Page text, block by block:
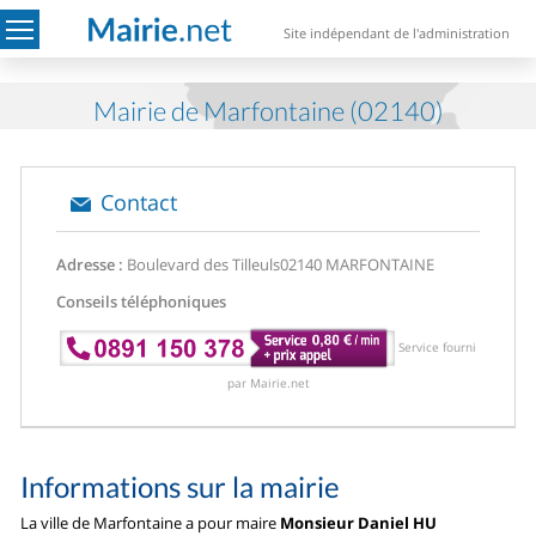
Site indépendant de l'administration
Mairie de Marfontaine (02140)
Contact
Adresse : Boulevard des Tilleuls02140 MARFONTAINE
Conseils téléphoniques
Service fourni
par Mairie.net
Informations sur la mairie
La ville de Marfontaine a pour maire Monsieur Daniel HU